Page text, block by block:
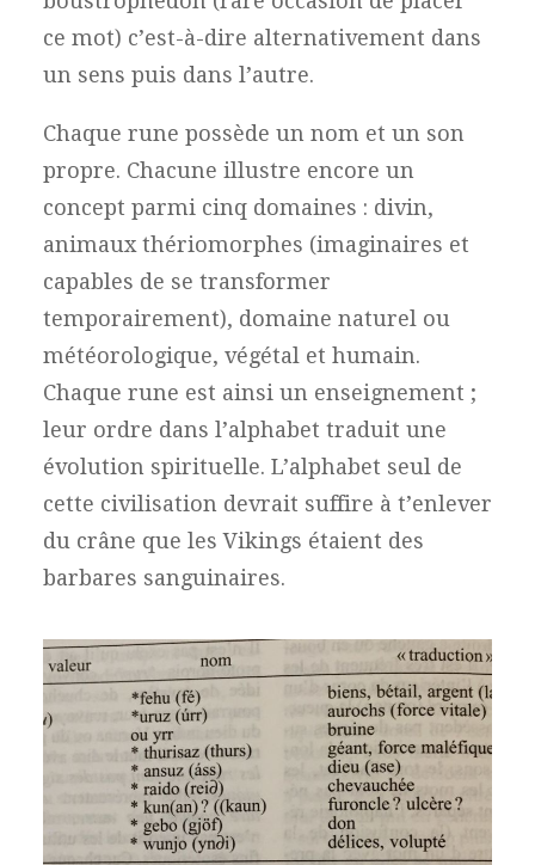
ce mot) c’est-à-dire alternativement dans
un sens puis dans l’autre.
Chaque rune possède un nom et un son
propre. Chacune illustre encore un
concept parmi cinq domaines : divin,
animaux thériomorphes (imaginaires et
capables de se transformer
temporairement), domaine naturel ou
météorologique, végétal et humain.
Chaque rune est ainsi un enseignement ;
leur ordre dans l’alphabet traduit une
évolution spirituelle. L’alphabet seul de
cette civilisation devrait suffire à t’enlever
du crâne que les Vikings étaient des
barbares sanguinaires.